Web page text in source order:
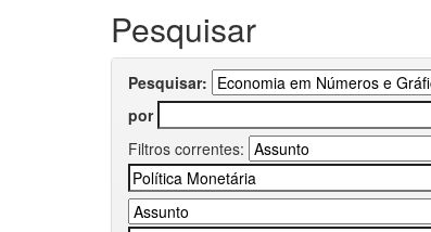
Pesquisar
Pesquisar:
por
Filtros correntes: